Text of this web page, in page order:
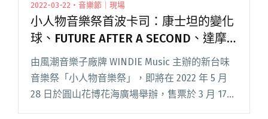
2022-03-22・音樂節｜現場
小人物音樂祭首波卡司：康士坦的變化
球、FUTURE AFTER A SECOND、達摩
樂隊
由風潮音樂子廠牌 WINDIE Music 主辦的新台味
音樂祭「小人物音樂祭」，即將在 2022 年 5 月
28 日於圓山花博花海廣場舉辦，售票於 3 月 17
日正式啟動。第一屆小人物音樂祭不只將以發財